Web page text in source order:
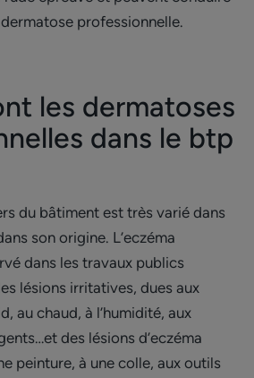
dermatose professionnelle.
les dermatoses
dans le btp
du bâtiment est très varié dans
son origine. L’eczéma
dans les travaux publics
lésions irritatives, dues aux
au chaud, à l’humidité, aux
des lésions d’eczéma
peinture, à une colle, aux outils